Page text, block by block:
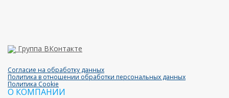
Группа ВКонтакте
Согласие на обработку данных
Политика в отношении обработки персональных данных
Политика Cookie
О КОМПАНИИ